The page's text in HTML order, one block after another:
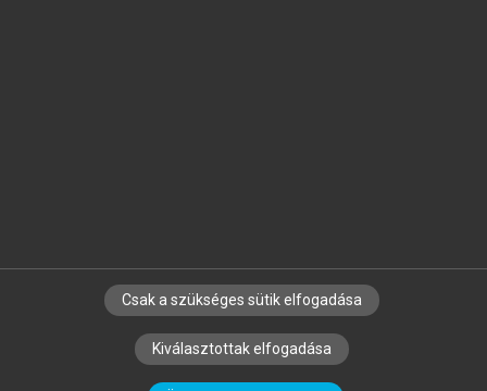
SZERZŐKNEK CÉGEKNEK KÖNYVTÁROSOKNAK
SZERKESZTÉSI ÉS LEKTORÁLÁSI ALAPELVEK
Csak a szükséges sütik elfogadása
Kiválasztottak elfogadása